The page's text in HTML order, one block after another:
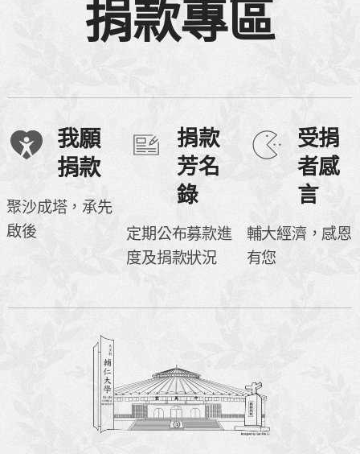
捐款專區
我願
捐款
聚沙成塔，承先
啟後
捐款
芳名
錄
定期公布募款進
度及捐款狀況
受捐
者感
言
輔大經濟，感恩
有您